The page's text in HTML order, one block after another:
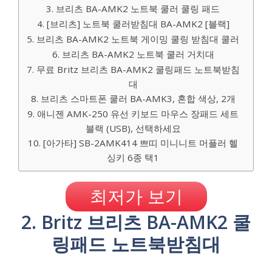
3. 브리츠 BA-AMK2 노트북 쿨러 쿨링 패드
4. [브리츠] 노트북 쿨러받침대 BA-AMK2 [블랙]
5. 브리츠 BA-AMK2 노트북 게이밍 쿨링 받침대 쿨러
6. 브리츠 BA-AMK2 노트북 쿨러 거치대
7. 무료 Britz 브리츠 BA-AMK2 쿨링패드 노트북받침
대
8. 브리츠 스마트폰 쿨러 BA-AMK3, 혼합 색상, 2개
9. 애니젠 AMK-250 유선 키보드 마우스 장패드 세트
블랙 (USB), 선택하세요
10. [아가타] SB-2AMK414 쁘띠 미니니트 머플러 헬
싱키 6종 택1
최저가 보기
2. Britz 브리츠 BA-AMK2 쿨
링패드 노트북받침대